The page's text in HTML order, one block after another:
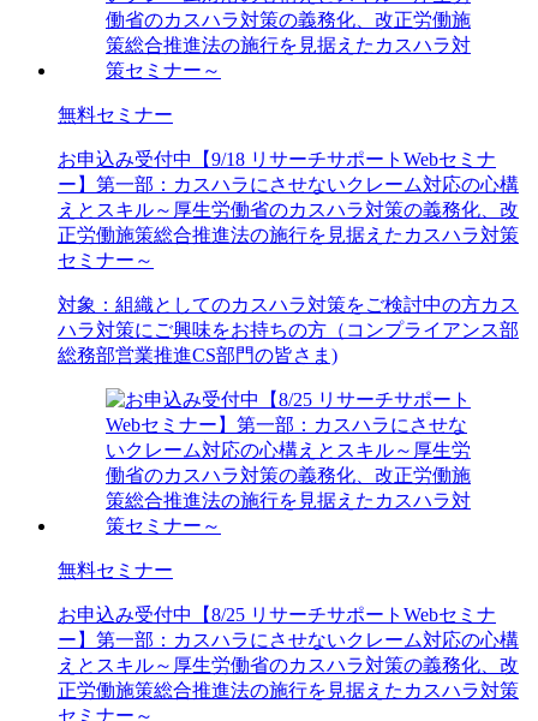
無料セミナー
お申込み受付中
【9/18 リサーチサポートWebセミナ
ー】第一部：カスハラにさせないクレーム対応の心構
えとスキル～厚生労働省のカスハラ対策の義務化、改
正労働施策総合推進法の施行を見据えたカスハラ対策
セミナー～
対象： 組織としてのカスハラ対策をご検討中の方カス
ハラ対策にご興味をお持ちの方（コンプライアンス部
総務部営業推進CS部門の皆さま)
無料セミナー
お申込み受付中
【8/25 リサーチサポートWebセミナ
ー】第一部：カスハラにさせないクレーム対応の心構
えとスキル～厚生労働省のカスハラ対策の義務化、改
正労働施策総合推進法の施行を見据えたカスハラ対策
セミナー～